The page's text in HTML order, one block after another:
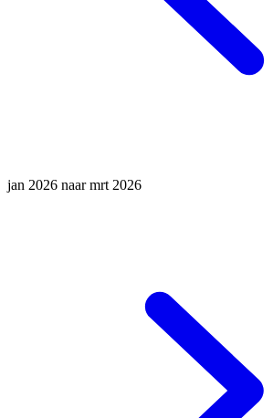
jan 2026 naar mrt 2026